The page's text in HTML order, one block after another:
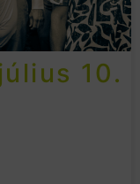
július 10.